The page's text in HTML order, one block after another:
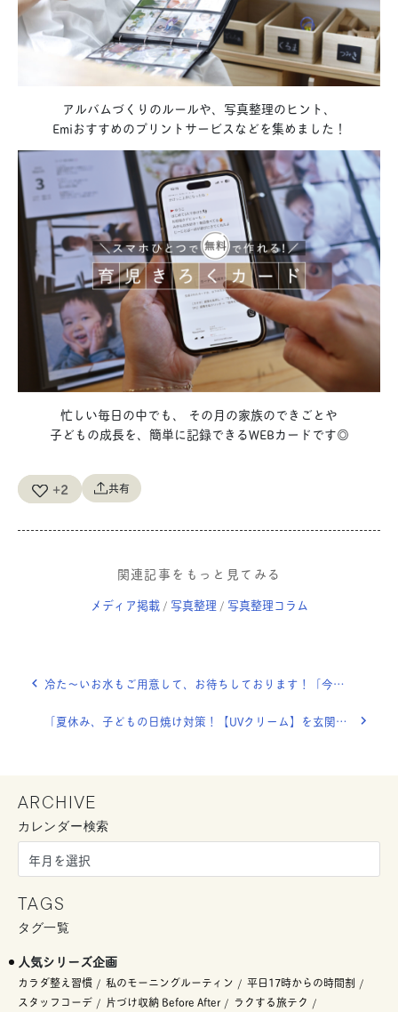
アルバムづくりのルールや、写真整理のヒント、
Emiおすすめのプリントサービスなどを集めました！
忙しい毎日の中でも、 その月の家族のできごとや
子どもの成長を、簡単に記録できるWEBカードです◎
+2 共有
関連記事をもっと見てみる
メディア掲載/ 写真整理 / 写真整理コラム
冷た〜いお水もご用意して、お待ちしております！「今週のEmi」OURHOME WEB LETTER
「夏休み、子どもの日焼け対策！【UVクリーム】を玄関横の身支度スペースに◎」OURHOME WEB LETTER
ARCHIVE
カレンダー検索
TAGS
タグ一覧
人気シリーズ企画
カラダ整え習慣 私のモーニングルーティン
平日17時からの時間割
スタッフコーデ
片づけ収納 Before After
ラクする旅テク